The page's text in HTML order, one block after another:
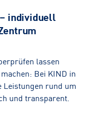
individuell
lassen
Bei KIND in
Leistungen rund um
und transparent.